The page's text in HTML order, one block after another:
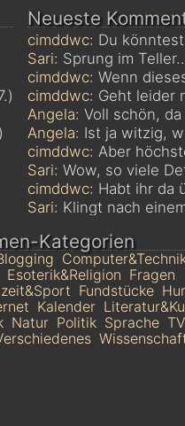
Neueste
cimddwc: Du
Sari: Sprung im
cimddwc: Wenn
cimddwc: Geht leider
Angela: Voll schön,
Angela: Ist ja witzig,
cimddwc: Aber
Sari: Wow, so viele
cimddwc: Habt ihr da
Sari: Klingt nach
Kategorien
Esoterik&Religion Fragen
Fundstücke
Kalender
Natur Politik Sprache